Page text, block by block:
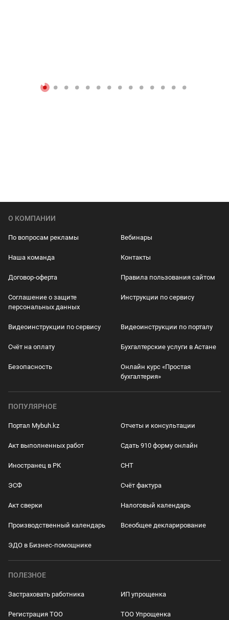
О КОМПАНИИ
По вопросам рекламы Вебинары
Наша команда Контакты
Договор-оферта Правила пользования сайтом
Соглашение о защите
персональных данных
Инструкции по сервису
Видеоинструкции по сервису Видеоинструкции по порталу
Счёт на оплату Бухгалтерские услуги в Астане
Безопасность
Онлайн курс «Простая
бухгалтерия»
ПОПУЛЯРНОЕ
Портал Mybuh.kz Отчеты и консультации
Акт выполненных работ Сдать 910 форму онлайн
Иностранец в РК СНТ
ЭСФ Счёт фактура
Акт сверки Налоговый календарь
Производственный календарь Всеобщее декларирование
ЭДО в Бизнес-помощнике
ПОЛЕЗНОЕ
Застраховать работника ИП упрощенка
Регистрация ТОО ТОО Упрощенка